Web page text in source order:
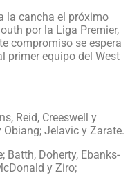
la cancha el próximo
por la Liga Premier,
compromiso se espera
primer equipo del West
Reid, Creeswell y
Jelavic y Zarate.
Batth, Doherty, Ebanks-
y Ziro;